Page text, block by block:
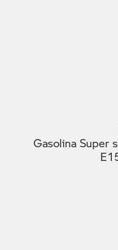
Gasolina Super